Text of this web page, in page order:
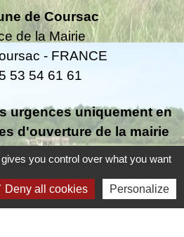
de Coursac
de la Mairie
- FRANCE
53 54 61 61
urgences uniquement en
d'ouverture de la mairie
you control over what you want
Deny all cookies Personalize